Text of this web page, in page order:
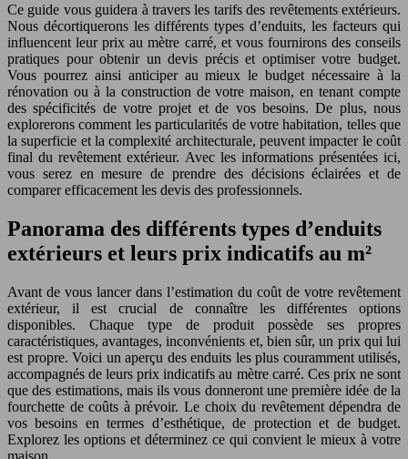
Ce guide vous guidera à travers les tarifs des revêtements extérieurs.
Nous décortiquerons les différents types d’enduits, les facteurs qui
influencent leur prix au mètre carré, et vous fournirons des conseils
pratiques pour obtenir un devis précis et optimiser votre budget.
Vous pourrez ainsi anticiper au mieux le budget nécessaire à la
rénovation ou à la construction de votre maison, en tenant compte
des spécificités de votre projet et de vos besoins. De plus, nous
explorerons comment les particularités de votre habitation, telles que
la superficie et la complexité architecturale, peuvent impacter le coût
final du revêtement extérieur. Avec les informations présentées ici,
vous serez en mesure de prendre des décisions éclairées et de
comparer efficacement les devis des professionnels.
Panorama des différents types d’enduits
extérieurs et leurs prix indicatifs au m²
Avant de vous lancer dans l’estimation du coût de votre revêtement
extérieur, il est crucial de connaître les différentes options
disponibles. Chaque type de produit possède ses propres
caractéristiques, avantages, inconvénients et, bien sûr, un prix qui lui
est propre. Voici un aperçu des enduits les plus couramment utilisés,
accompagnés de leurs prix indicatifs au mètre carré. Ces prix ne sont
que des estimations, mais ils vous donneront une première idée de la
fourchette de coûts à prévoir. Le choix du revêtement dépendra de
vos besoins en termes d’esthétique, de protection et de budget.
Explorez les options et déterminez ce qui convient le mieux à votre
maison.